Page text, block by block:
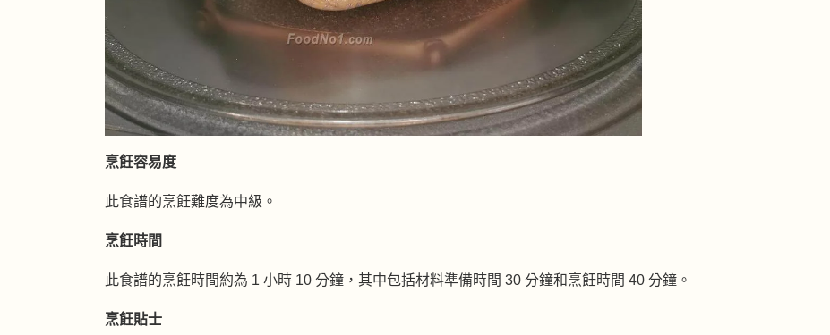
烹飪容易度
此食譜的烹飪難度為中級。
烹飪時間
此食譜的烹飪時間約為 1 小時 10 分鐘，其中包括材料準備時間 30 分鐘和烹飪時間 40 分鐘。
烹飪貼士